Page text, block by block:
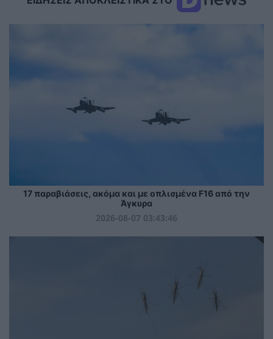
17 παραβιάσεις, ακόμα και με οπλισμένα F16 από την
Άγκυρα
2026-08-07 03:43:46